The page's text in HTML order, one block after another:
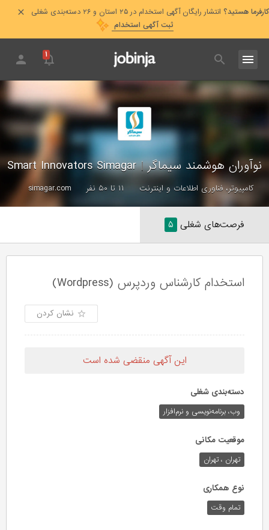
کارفرما هستید؟ انتشار رایگان آگهی استخدام در ۲۵ استان و ۲۶ دسته‌بندی شغلی
ثبت آگهی استخدام
۱
نوآوران هوشمند سیماگر|
Smart Innovators Simagar
کامپیوتر، فناوری اطلاعات و اینترنت ۱۱ تا ۵۰ نفر simagar.com
فرصت‌های شغلی ۵
استخدام کارشناس وردپرس (Wordpress)
نشان کردن
این آگهی منقضی شده است
دسته‌بندی شغلی
وب،‌ برنامه‌نویسی و نرم‌افزار
موقعیت مکانی
تهران ، تهران
نوع همکاری
تمام وقت